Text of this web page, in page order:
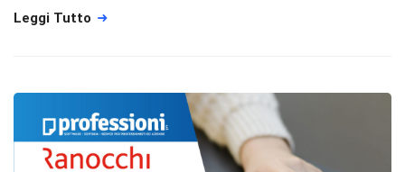
Leggi Tutto